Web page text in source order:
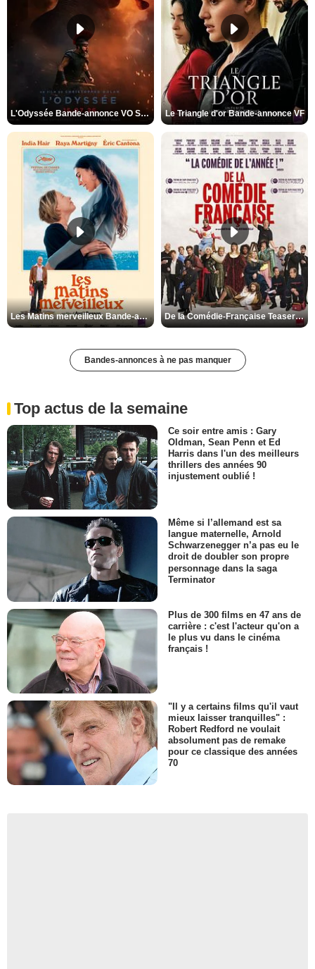
L'Odyssée Bande-annonce VO STFR Le Triangle d'or Bande-annonce VF
Les Matins merveilleux Bande-annonce VF De la Comédie-Française Teaser VF
Bandes-annonces à ne pas manquer
Top actus de la semaine
Ce soir entre amis : Gary
Oldman, Sean Penn et Ed
Harris dans l'un des meilleurs
thrillers des années 90
injustement oublié !
Même si l’allemand est sa
langue maternelle, Arnold
Schwarzenegger n’a pas eu le
droit de doubler son propre
personnage dans la saga
Terminator
Plus de 300 films en 47 ans de
carrière : c'est l'acteur qu'on a
le plus vu dans le cinéma
français !
"Il y a certains films qu'il vaut
mieux laisser tranquilles" :
Robert Redford ne voulait
absolument pas de remake
pour ce classique des années
70